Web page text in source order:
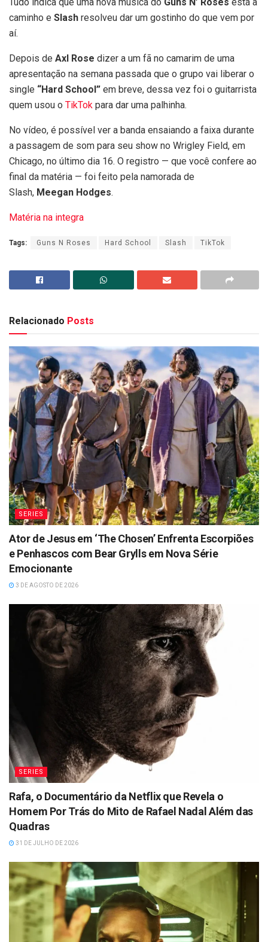
caminho e Slash resolveu dar um gostinho do que vem por
aí.
Depois de Axl Rose dizer a um fã no camarim de uma
apresentação na semana passada que o grupo vai liberar o
single “Hard School” em breve, dessa vez foi o guitarrista
quem usou o TikTok para dar uma palhinha.
No vídeo, é possível ver a banda ensaiando a faixa durante
a passagem de som para seu show no Wrigley Field, em
Chicago, no último dia 16. O registro — que você confere ao
final da matéria — foi feito pela namorada de
Slash, Meegan Hodges.
Matéria na integra
Tags: Guns N Roses Hard School Slash TikTok
Relacionado Posts
SERIES
Ator de Jesus em ‘The Chosen’ Enfrenta Escorpiões
e Penhascos com Bear Grylls em Nova Série
Emocionante
3 DE AGOSTO DE 2026
SERIES
Rafa, o Documentário da Netflix que Revela o
Homem Por Trás do Mito de Rafael Nadal Além das
Quadras
31 DE JULHO DE 2026